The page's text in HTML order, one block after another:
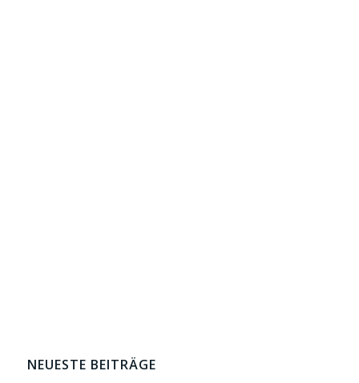
NEUESTE BEITRÄGE